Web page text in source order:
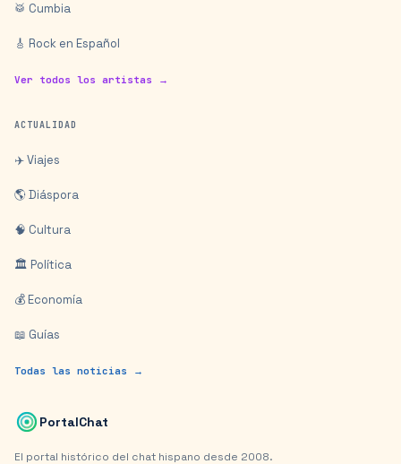
🥁 Cumbia
🎸 Rock en Español
Ver todos los artistas →
ACTUALIDAD
✈️ Viajes
🌎 Diáspora
🧠 Cultura
🏛️ Política
💰 Economía
📖 Guías
Todas las noticias →
PortalChat
El portal histórico del chat hispano desde 2008.